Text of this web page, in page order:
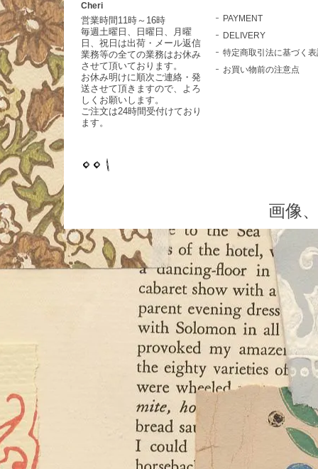
Cheri
営業時間11時～16時
毎週土曜日、日曜日、月曜
日、祝日は出荷・メール返信
業務等の全ての業務はお休み
させて頂いております。
お休み明けに順次ご連絡・発
送させて頂きますので、よろ
しくお願いします。
ご注文は24時間受付けており
ます。
PAYMENT
DELIVERY
特定商取引法に基づく
お買い物前の注意点
画像